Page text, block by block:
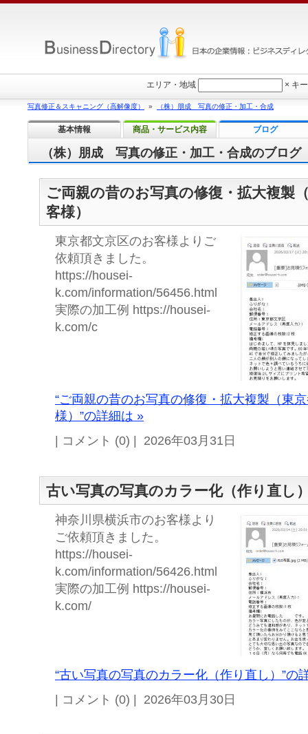
（株）朋成 写真の修正・加工・合成のブログ
ご両親の昔のお写真の修復・拡大複製
客様）
東京都文京区のお客様よりご
依頼頂きました。
https://housei-
k.com/information/56456.html
実際の加工例 https://housei-
k.com/c
“ご両親の昔のお写真の修復・拡大複製（東
様）”の詳細は »
| コメント (0) | 2026年03月31日
古い写真の写真のカラー化（作り直し
神奈川県横浜市のお客様より
ご依頼頂きました。
https://housei-
k.com/information/56426.html
実際の加工例 https://housei-
k.com/
“古い写真の写真のカラー化（作り直し）”の
| コメント (0) | 2026年03月30日
エリア・地域 × キ
写真修正＆スキャニング（高解像度） » （株）朋成 写真の修正・加工・合成
基本情報 商品・サービス内容 ブログ